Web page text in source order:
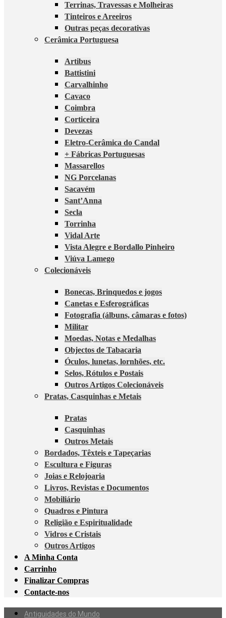
Terrinas, Travessas e Molheiras
Tinteiros e Areeiros
Outras peças decorativas
Cerâmica Portuguesa
Artibus
Battistini
Carvalhinho
Cavaco
Coimbra
Corticeira
Devezas
Eletro-Cerâmica do Candal
+ Fábricas Portuguesas
Massarellos
NG Porcelanas
Sacavém
Sant’Anna
Secla
Torrinha
Vidal Arte
Vista Alegre e Bordallo Pinheiro
Viúva Lamego
Colecionáveis
Bonecas, Brinquedos e jogos
Canetas e Esferográficas
Fotografia (álbuns, câmaras e fotos)
Militar
Moedas, Notas e Medalhas
Objectos de Tabacaria
Óculos, lunetas, lornhões, etc.
Selos, Rótulos e Postais
Outros Artigos Colecionáveis
Pratas, Casquinhas e Metais
Pratas
Casquinhas
Outros Metais
Bordados, Têxteis e Tapeçarias
Escultura e Figuras
Joias e Relojoaria
Livros, Revistas e Documentos
Mobiliário
Quadros e Pintura
Religião e Espiritualidade
Vidros e Cristais
Outros Artigos
A Minha Conta
Carrinho
Finalizar Compras
Contacte-nos
Antiguidades do Mundo